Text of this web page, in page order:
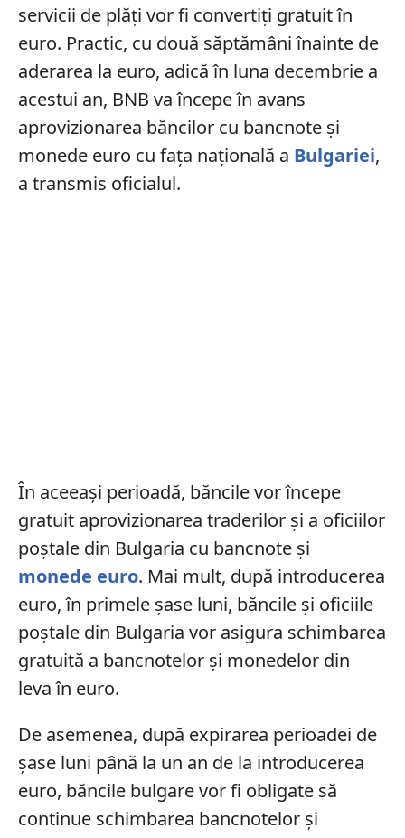
servicii de plăţi vor fi convertiţi gratuit în
euro. Practic, cu două săptămâni înainte de
aderarea la euro, adică în luna decembrie a
acestui an, BNB va începe în avans
aprovizionarea băncilor cu bancnote şi
monede euro cu faţa naţională a Bulgariei,
a transmis oficialul.
În aceeași perioadă, băncile vor începe
gratuit aprovizionarea traderilor şi a oficiilor
poştale din Bulgaria cu bancnote şi
monede euro. Mai mult, după introducerea
euro, în primele şase luni, băncile şi oficiile
poştale din Bulgaria vor asigura schimbarea
gratuită a bancnotelor şi monedelor din
leva în euro.
De asemenea, după expirarea perioadei de
şase luni până la un an de la introducerea
euro, băncile bulgare vor fi obligate să
continue schimbarea bancnotelor şi